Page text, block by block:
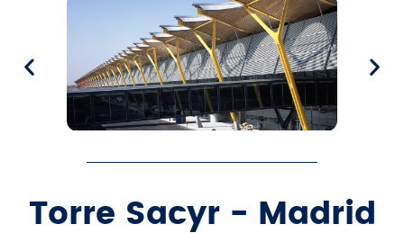
Torre Sacyr - Madrid​